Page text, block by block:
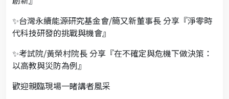
✨台灣永續能源研究基金會/簡又新董事長 分享『淨零時
代科技研發的挑戰與機會』
✨考試院/黃榮村院長 分享『在不確定與危機下做決策：
以高教與災防為例』
歡迎親臨現場一睹講者風采